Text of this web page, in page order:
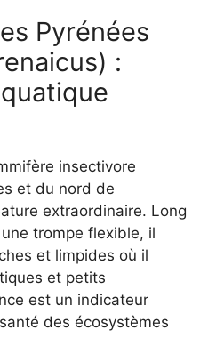
Pyrénées
:
insectivore
et du nord de
extraordinaire. Long
une trompe flexible, il
et limpides où il
et petits
est un indicateur
des écosystèmes